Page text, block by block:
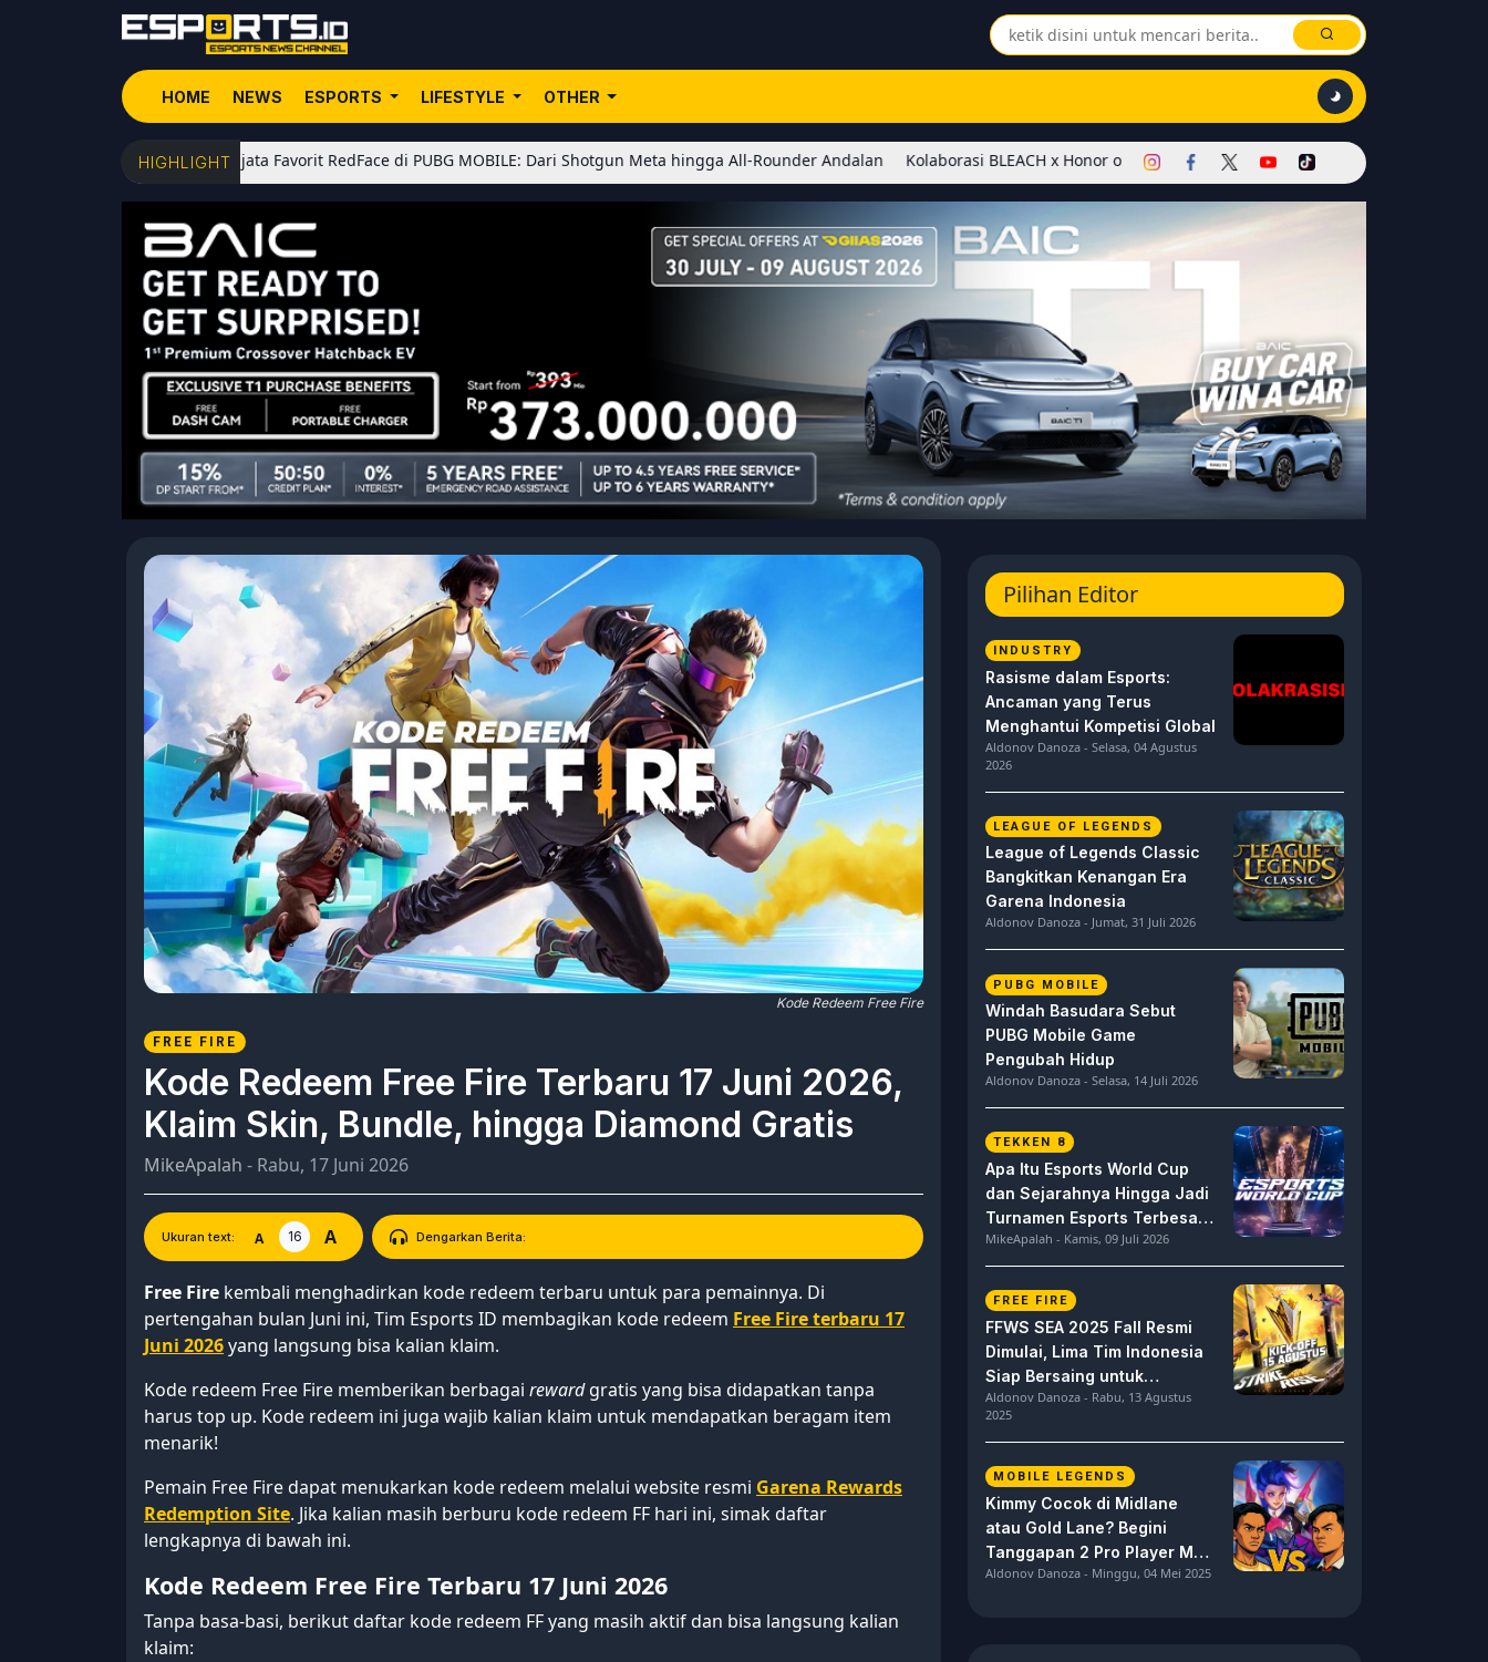
HOME NEWS ESPORTS LIFESTYLE OTHER
HIGHLIGHT
5 Senjata Favorit RedFace di PUBG MOBILE: Dari Shotgun Meta hingga All-Rounder Andalan Kolaborasi BLEACH x Honor of Kings Dimulai! Hadirkan Skin Soul Reaper, Mode Khusus,
Kode Redeem Free Fire
FREE FIRE
Kode Redeem Free Fire Terbaru 17 Juni 2026,
Klaim Skin, Bundle, hingga Diamond Gratis
MikeApalah - Rabu, 17 Juni 2026
Ukuran text: A 16 A Dengarkan Berita:
Free Fire kembali menghadirkan kode redeem terbaru untuk para pemainnya. Di
pertengahan bulan Juni ini, Tim Esports ID membagikan kode redeem Free Fire terbaru 17
Juni 2026yang langsung bisa kalian klaim.
Kode redeem Free Fire memberikan berbagai rewardgratis yang bisa didapatkan tanpa
harus top up. Kode redeem ini juga wajib kalian klaim untuk mendapatkan beragam item
menarik!
Pemain Free Fire dapat menukarkan kode redeem melalui website resmi Garena Rewards
Redemption Site. Jika kalian masih berburu kode redeem FF hari ini, simak daftar
lengkapnya di bawah ini.
Kode Redeem Free Fire Terbaru 17 Juni 2026
Tanpa basa-basi, berikut daftar kode redeem FF yang masih aktif dan bisa langsung kalian
klaim:
Pilihan Editor
INDUSTRY
Rasisme dalam Esports:
Ancaman yang Terus
Menghantui Kompetisi Global
Aldonov Danoza - Selasa, 04 Agustus
2026
LEAGUE OF LEGENDS
League of Legends Classic
Bangkitkan Kenangan Era
Garena Indonesia
Aldonov Danoza - Jumat, 31 Juli 2026
PUBG MOBILE
Windah Basudara Sebut
PUBG Mobile Game
Pengubah Hidup
Aldonov Danoza - Selasa, 14 Juli 2026
TEKKEN 8
Apa Itu Esports World Cup
dan Sejarahnya Hingga Jadi
Turnamen Esports Terbesar
di Dunia
MikeApalah - Kamis, 09 Juli 2026
FREE FIRE
FFWS SEA 2025 Fall Resmi
Dimulai, Lima Tim Indonesia
Siap Bersaing untuk
Dominasi
Aldonov Danoza - Rabu, 13 Agustus
2025
MOBILE LEGENDS
Kimmy Cocok di Midlane
atau Gold Lane? Begini
Tanggapan 2 Pro Player MPL
ID S15 ini
Aldonov Danoza - Minggu, 04 Mei 2025